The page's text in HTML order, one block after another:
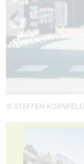
© STEFFEN KORNFELD